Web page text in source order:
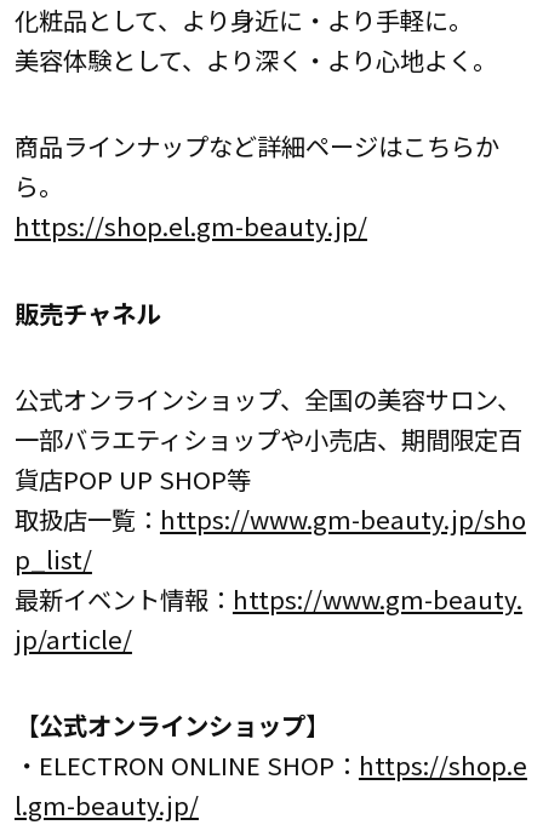
化粧品として、より身近に・より手軽に。
美容体験として、より深く・より心地よく。
商品ラインナップなど詳細ページはこちらか
ら。
https://shop.el.gm-beauty.jp/
販売チャネル
公式オンラインショップ、全国の美容サロン、
一部バラエティショップや小売店、期間限定百
貨店POP UP SHOP等
取扱店一覧： https://www.gm-beauty.jp/sho
p_list/
最新イベント情報： https://www.gm-beauty.
jp/article/
【公式オンラインショップ】
・ELECTRON ONLINE SHOP： https://shop.e
l.gm-beauty.jp/